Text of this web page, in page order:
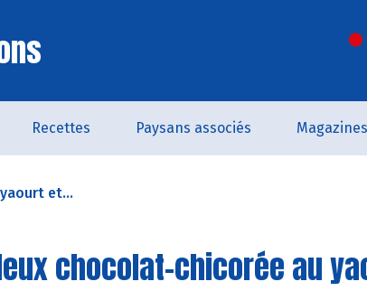
Recettes Paysans associés Magazines
et...
chocolat-chicorée au